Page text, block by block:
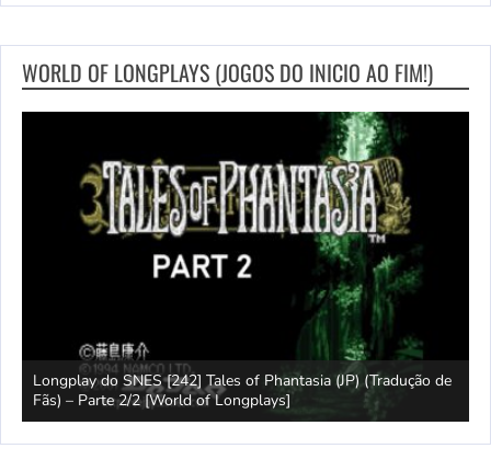
WORLD OF LONGPLAYS (JOGOS DO INICIO AO FIM!)
Longplay do SNES [242] Tales of Phantasia (JP) (Tradução de
Fãs) – Parte 2/2 [World of Longplays]